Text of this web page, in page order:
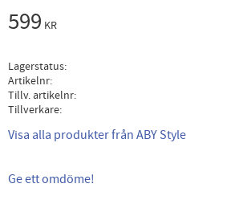
599 KR
Lagerstatus
Artikelnr
Tillv. artikelnr
Tillverkare
Visa alla produkter från ABY Style
Ge ett omdöme!